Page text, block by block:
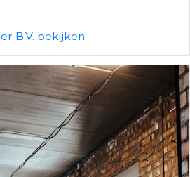
B.V. bekijken